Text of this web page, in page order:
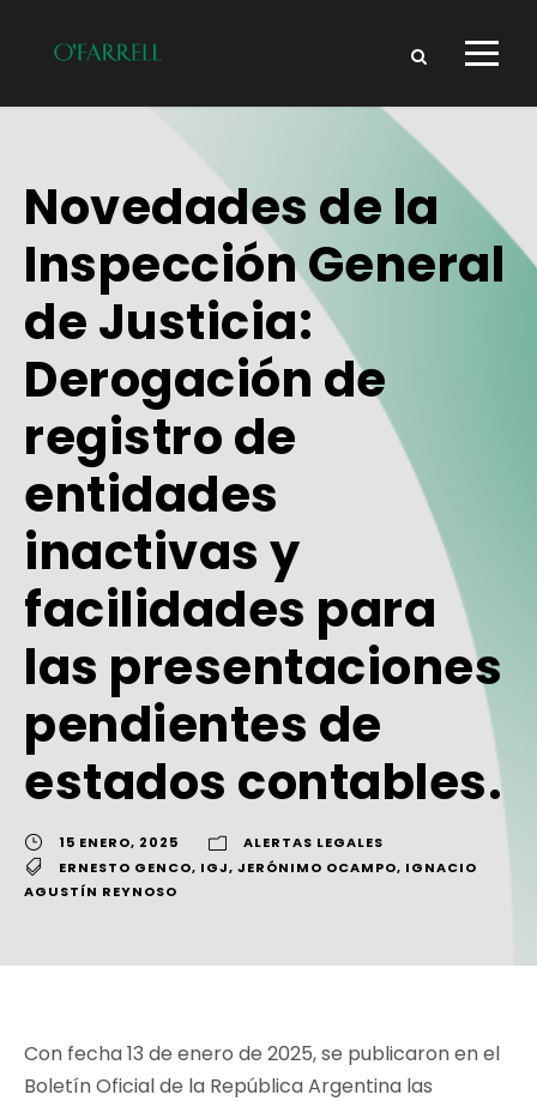
Novedades de la
Inspección General
de Justicia:
Derogación de
registro de
entidades
inactivas y
facilidades para
las presentaciones
pendientes de
estados contables.
15 ENERO, 2025
ALERTAS LEGALES
ERNESTO GENCO, IGJ, JERÓNIMO OCAMPO, IGNACIO
AGUSTÍN REYNOSO
Con fecha 13 de enero de 2025, se publicaron en el
Boletín Oficial de la República Argentina las